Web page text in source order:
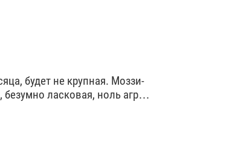
будет не крупная. Моззи-
безумно ласковая, ноль агр…